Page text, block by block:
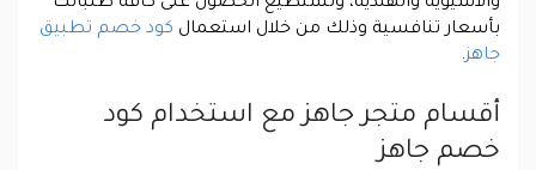
بأسعار تنافسية وذلك من خلال استعمال كود خصم تطبيق
جاهز.
أقسام متجر جاهز مع استخدام كود
خصم جاهز